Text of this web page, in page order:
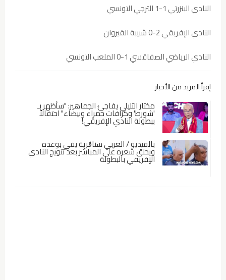
النادي البنزرتي 1-1 الترجي التونسي
النادي الإفريقي 2-0 شبيبة القيروان
النادي الرياضي الصفاقسي 1-0 الملعب التونسي
إقرأ المزيد من الأخبار
مختار التليلي يفاجئ الجماهير: "سأظهر بـ
'شورط' وكرافات حمراء وبيضاء" احتفالاً
ببطولة النادي الإفريقي!
بالفيديو / العربي سناڨرية يفي بوعده
ويحلق شعره على المباشر بعد تتويج النادي
الإفريقي بالبطولة